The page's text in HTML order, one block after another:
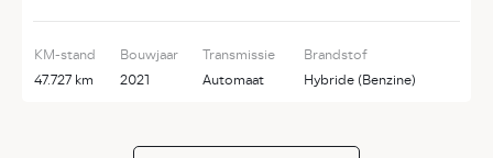
KM-stand
47.727 km
Bouwjaar
2021
Transmissie
Automaat
Brandstof
Hybride (Benzine)